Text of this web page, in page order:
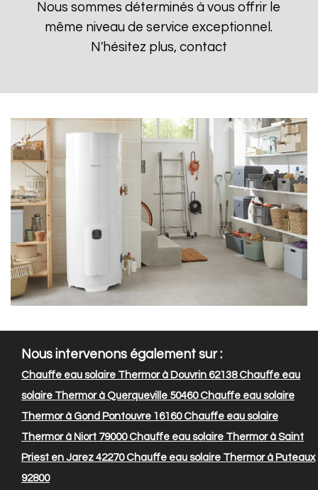
Nous sommes déterminés à vous offrir le
même niveau de service exceptionnel.
N'hésitez plus, contact
Nous intervenons également sur :
Chauffe eau solaire Thermor à Douvrin 62138Chauffe eau
solaire Thermor à Querqueville 50460Chauffe eau solaire
Thermor à Gond Pontouvre 16160Chauffe eau solaire
Thermor à Niort 79000Chauffe eau solaire Thermor à Saint
Priest en Jarez 42270Chauffe eau solaire Thermor à Puteaux
92800